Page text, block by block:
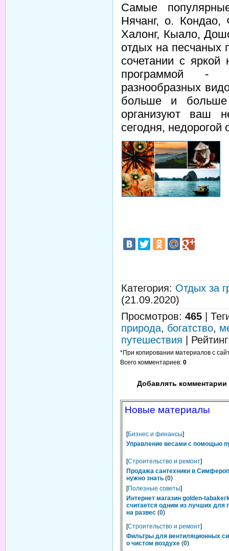
Самые
Нячанг, о.
Халонг, Кыало,
отдых на песчаных
сочетании с яркой
программой -
разнообразных
больше и больше
организуют ваш
сегодня,
Категория: Отдых за
(21.09.2020)
Просмотров: 465
природа, богатство,
путешествия
Рейтинг
*При копировании материалов с
Всего комментариев: 0
Добавлять комментарии
Новые материалы
[Бизнес и финансы]
Управление весами с помощью
[Строительство и ремонт]
Продажа сантехники в
нужно знать (0)
[Полезные советы]
Интернет магазин golden-
считается одним из лучших для
на развес (0)
[Строительство и ремонт]
Фильтры для вентиляционных
о чистом воздухе (0)